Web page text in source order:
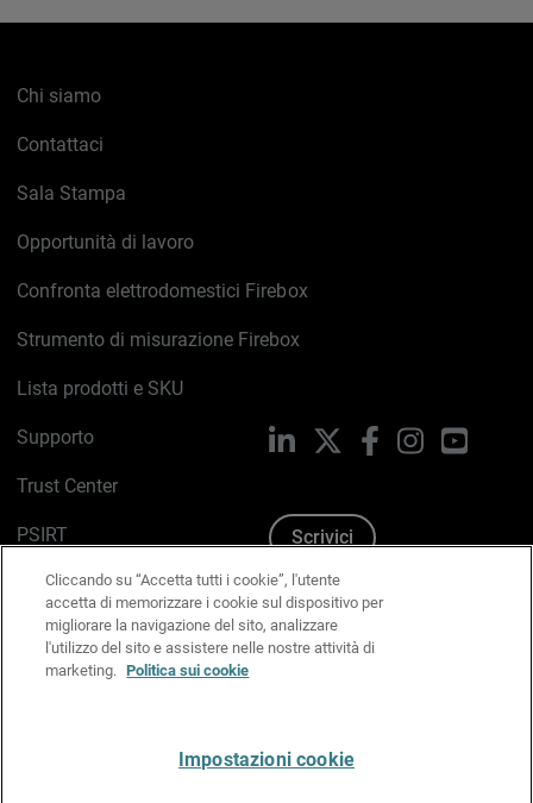
Chi siamo
Contattaci
Sala Stampa
Opportunità di lavoro
Confronta elettrodomestici Firebox
Strumento di misurazione Firebox
Lista prodotti e SKU
Supporto
Trust Center
PSIRT
Politica sui cookie
Informativa sulla privacy
Kit Media & Brand
LinkedIn FacebookInstagram
Scrivici
Cliccando su “Accetta tutti i cookie”, l'utente
accetta di memorizzare i cookie sul dispositivo per
migliorare la navigazione del sito, analizzare
l'utilizzo del sito e assistere nelle nostre attività di
marketing. Politica sui cookie
Impostazioni cookie